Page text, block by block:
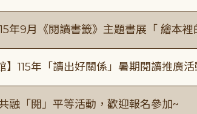
年9月《閱讀書籤》主題書展「 繪本裡
】115年「讀出好關係」暑期閱讀推廣活
共融「閱」平等活動，歡迎報名參加~